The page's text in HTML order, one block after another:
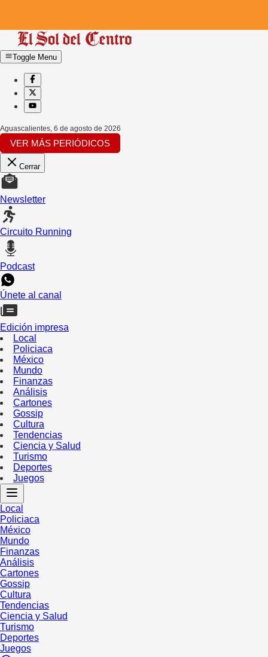
Toggle Menu
Aguascalientes, 6 de agosto de 2026
VER MÁS PERIÓDICOS
Cerrar
Newsletter
Circuito Running
Podcast
Únete al canal
Edición impresa
Local
Policiaca
México
Mundo
Finanzas
Análisis
Cartones
Gossip
Cultura
Tendencias
Ciencia y Salud
Turismo
Deportes
Juegos
Local
Policiaca
México
Mundo
Finanzas
Análisis
Cartones
Gossip
Cultura
Tendencias
Ciencia y Salud
Turismo
Deportes
Juegos